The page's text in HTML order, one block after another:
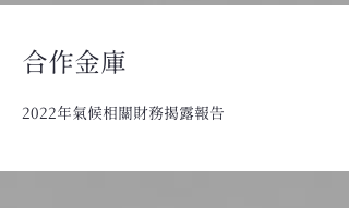
合作金庫
2022年氣候相關財務揭露報告